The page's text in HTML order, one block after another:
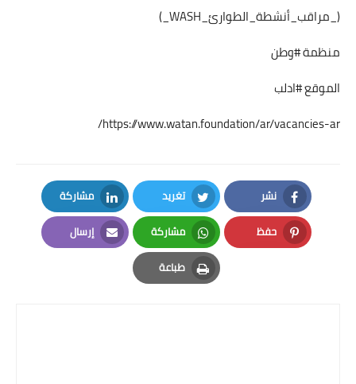
(_مراقب_أنشطة_الطوارئ_WASH_)
منظمة #وطن
الموقع #ادلب
https://www.watan.foundation/ar/vacancies-ar/
نشر
Facebook
تغريد
Twitter
مشاركة
LinkedIn
حفظ
Pinterest
مشاركة
Whatsapp
إرسال
Email
طباعة
Print